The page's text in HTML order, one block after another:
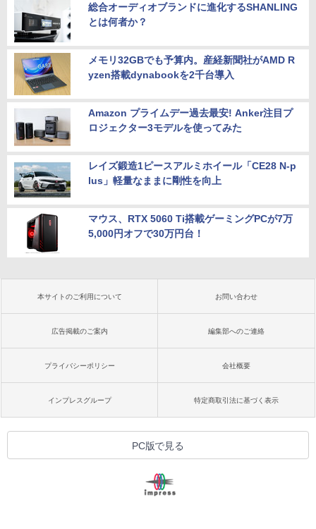
総合オーディオブランドに進化するSHANLING
とは何者か？
メモリ32GBでも予算内。産経新聞社がAMD R
yzen搭載dynabookを2千台導入
Amazon プライムデー過去最安! Anker注目プ
ロジェクター3モデルを使ってみた
レイズ鍛造1ピースアルミホイール「CE28 N-p
lus」軽量なままに剛性を向上
マウス、RTX 5060 Ti搭載ゲーミングPCが7万
5,000円オフで30万円台！
本サイトのご利用について お問い合わせ
広告掲載のご案内 編集部へのご連絡
プライバシーポリシー 会社概要
インプレスグループ 特定商取引法に基づく表示
PC版で見る